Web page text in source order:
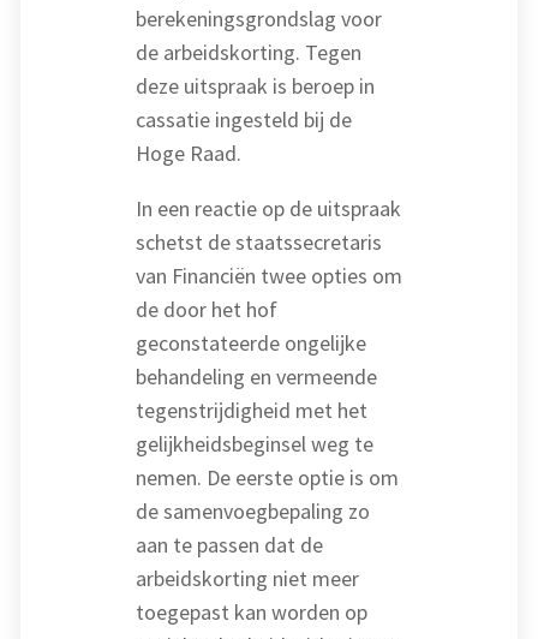
berekeningsgrondslag voor
de arbeidskorting. Tegen
deze uitspraak is beroep in
cassatie ingesteld bij de
Hoge Raad.
In een reactie op de uitspraak
schetst de staatssecretaris
van Financiën twee opties om
de door het hof
geconstateerde ongelijke
behandeling en vermeende
tegenstrijdigheid met het
gelijkheidsbeginsel weg te
nemen. De eerste optie is om
de samenvoegbepaling zo
aan te passen dat de
arbeidskorting niet meer
toegepast kan worden op